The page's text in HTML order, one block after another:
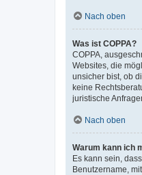
Nach oben
Was ist COPPA?
COPPA,
Websites, die
unsicher bist, ob
keine
juristische
Nach oben
Warum kann ich
Es kann sein,
Benutzername,